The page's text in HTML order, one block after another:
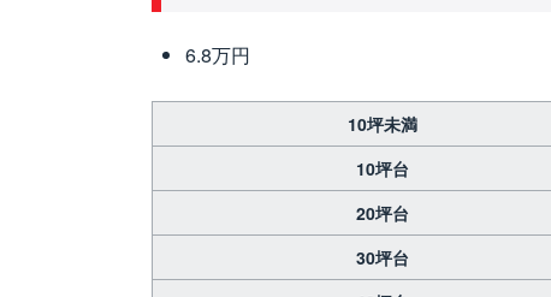
6.8万円
10坪未満
10坪台
20坪台
30坪台